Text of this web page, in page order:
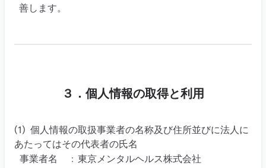
善します。
３．個人情報の取得と利用
(1) 個人情報の取扱事業者の名称及び住所並びに法人に
あたってはその代表者の氏名
事業者名
: 東京メンタルヘルス株式会社